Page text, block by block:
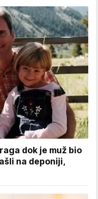
dok je muž bio
na deponiji,